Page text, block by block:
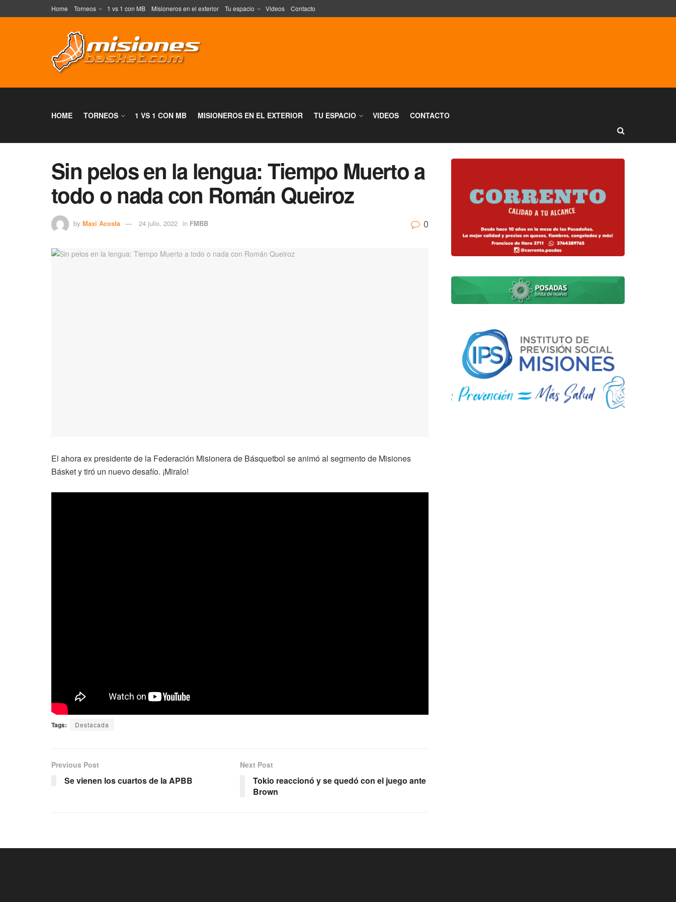
Home Torneos 1 vs 1 con MB Misioneros en el exterior Tu espacio Videos Contacto
HOME TORNEOS 1 VS 1 CON MB MISIONEROS EN EL EXTERIOR TU ESPACIO VIDEOS CONTACTO
Sin pelos en la lengua: Tiempo Muerto a
todo o nada con Román Queiroz
by Maxi Acosta 24 julio, 2022 in FMBB 0
El ahora ex presidente de la Federación Misionera de Básquetbol se animó al segmento de Misiones
Básket y tiró un nuevo desafío. ¡Miralo!
Tags: Destacada
Previous Post
Se vienen los cuartos de la APBB
Next Post
Tokio reaccionó y se quedó con el juego ante
Brown